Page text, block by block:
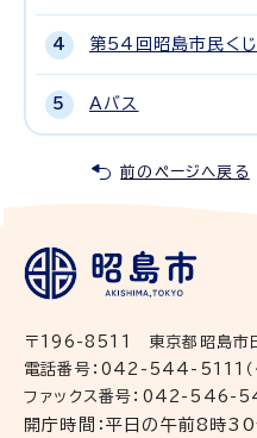
第54回昭島市民く
Aバス
前のページへ戻る
〒196-8511 東京都昭島市
電話番号：042-544-5111（
ファックス番号：042-546-
開庁時間：平日の午前8時